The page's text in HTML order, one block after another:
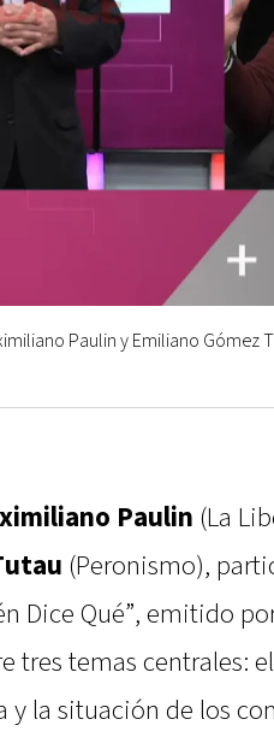
Paulin y Emiliano Gómez
Paulin (La
(Peronismo),
Dice Qué”, emitido
tres temas centrales:
la situación de los